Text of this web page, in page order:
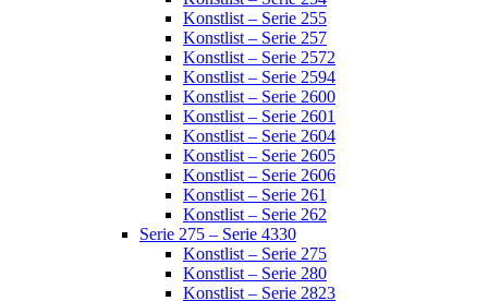
Konstlist – Serie 255
Konstlist – Serie 257
Konstlist – Serie 2572
Konstlist – Serie 2594
Konstlist – Serie 2600
Konstlist – Serie 2601
Konstlist – Serie 2604
Konstlist – Serie 2605
Konstlist – Serie 2606
Konstlist – Serie 261
Konstlist – Serie 262
Serie 275 – Serie 4330
Konstlist – Serie 275
Konstlist – Serie 280
Konstlist – Serie 2823